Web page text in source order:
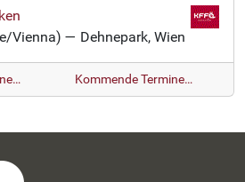
Vienna) — Dehnepark, Wien
Kommende Termine…